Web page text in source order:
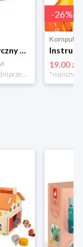
Zestaw artystyczny Clementoni Crazy chic Odjazdowe paznokcie 78771
*najniższa cena z 30 dni przed obniżką
-26%
19.00 zł